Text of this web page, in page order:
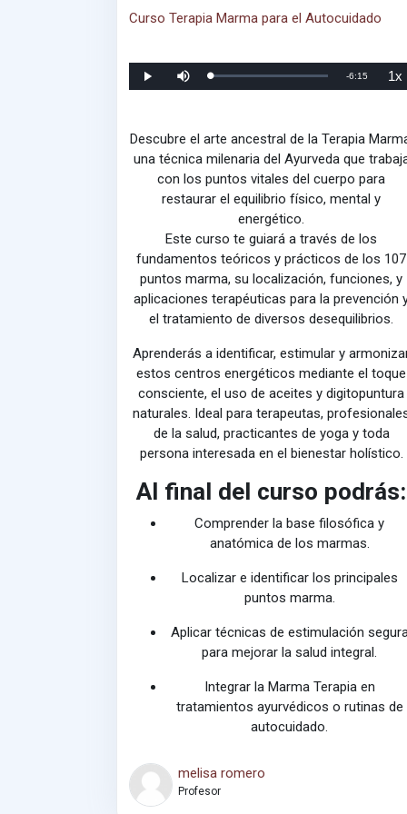
Curso Terapia Marma para el Autocuidado
R
e
u
c
r
D
e
i
v
a
r
o
o
C
a
:
%
T
m
p
r
e
t
n
e
-6:15 1x
V
e
d
a
d
d
c
i
n
Descubre el arte ancestral de la Terapia
una técnica milenaria del Ayurveda que
con los puntos vitales del cuerpo para
restaurar el equilibrio físico, mental y
energético.
Este curso te guiará a través de los
fundamentos teóricos y prácticos de los 107
puntos marma, su localización, funciones, y
aplicaciones terapéuticas para la prevención
el tratamiento de diversos desequilibrios.
Aprenderás a identificar, estimular y
estos centros energéticos mediante el toque
consciente, el uso de aceites y digitopuntura
naturales. Ideal para terapeutas,
de la salud, practicantes de yoga y toda
persona interesada en el bienestar holístico.
Al final del curso podrás:
Comprender la base filosófica y
anatómica de los marmas.
Localizar e identificar los principales
puntos marma.
Aplicar técnicas de estimulación
para mejorar la salud integral.
Integrar la Marma Terapia en
tratamientos ayurvédicos o rutinas de
autocuidado.
melisa romero
Profesor